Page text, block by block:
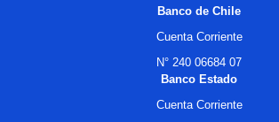
Banco de Chile
Cuenta Corriente
N° 240 06684 07
Banco Estado
Cuenta Corriente